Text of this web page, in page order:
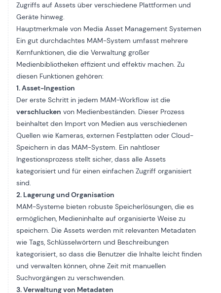
Zugriffs auf Assets über verschiedene Plattformen und
Geräte hinweg.
Hauptmerkmale von Media Asset Management Systemen
Ein gut durchdachtes MAM-System umfasst mehrere
Kernfunktionen, die die Verwaltung großer
Medienbibliotheken effizient und effektiv machen. Zu
diesen Funktionen gehören:
1. Asset-Ingestion
Der erste Schritt in jedem MAM-Workflow ist die
verschlucken von Medienbeständen. Dieser Prozess
beinhaltet den Import von Medien aus verschiedenen
Quellen wie Kameras, externen Festplatten oder Cloud-
Speichern in das MAM-System. Ein nahtloser
Ingestionsprozess stellt sicher, dass alle Assets
kategorisiert und für einen einfachen Zugriff organisiert
sind.
2. Lagerung und Organisation
MAM-Systeme bieten robuste Speicherlösungen, die es
ermöglichen, Medieninhalte auf organisierte Weise zu
speichern. Die Assets werden mit relevanten Metadaten
wie Tags, Schlüsselwörtern und Beschreibungen
kategorisiert, so dass die Benutzer die Inhalte leicht finden
und verwalten können, ohne Zeit mit manuellen
Suchvorgängen zu verschwenden.
3. Verwaltung von Metadaten